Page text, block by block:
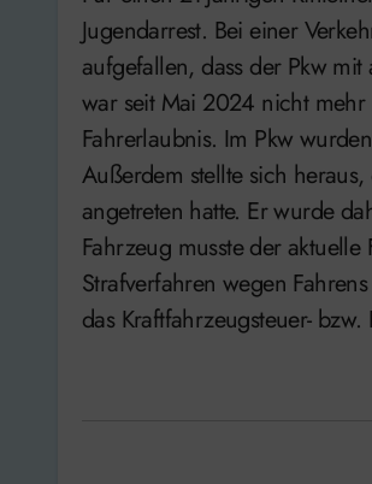
Jugendarrest. Bei einer
aufgefallen, dass der Pkw
war seit Mai 2024 nicht mehr
Fahrerlaubnis. Im Pkw
Außerdem stellte sich
angetreten hatte. Er wurde
Fahrzeug musste der
Strafverfahren wegen
das Kraftfahrzeugsteuer-